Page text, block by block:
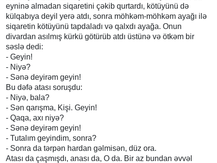
eyninə almadan siqaretini çəkib qurtardı, kötüyünü də
külqabıya deyil yerə atdı, sonra möhkəm-möhkəm ayağı ilə
siqaretin kötüyünü tapdaladı və qalxdı ayağa. Onun
divardan asılmış kürkü götürüb atdı üstünə və ötkəm bir
səslə dedi:
- Geyin!
- Niyə?
- Sənə deyirəm geyin!
Bu dəfə atası soruşdu:
- Niyə, bala?
- Sən qarışma, Kişi. Geyin!
- Qaqa, axı niyə?
- Sənə deyirəm geyin!
- Tutalım geyindim, sonra?
- Sonra da tərpən hardan gəlmisən, düz ora.
Atası da çaşmışdı, anası da, O da. Bir az bundan əvvəl